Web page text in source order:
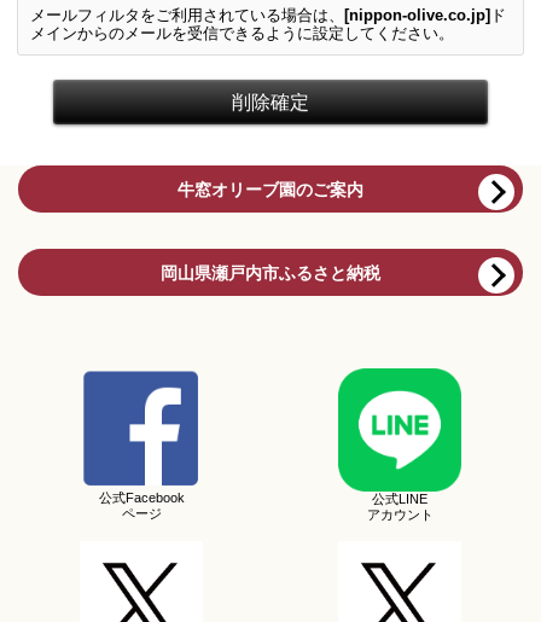
メールフィルタをご利用されている場合は、 [nippon-olive.co.jp] ド
メインからのメールを受信できるように設定してください。
牛窓オリーブ園のご案内
岡山県瀬戸内市ふるさと納税
公式Facebook
ページ
公式LINE
アカウント